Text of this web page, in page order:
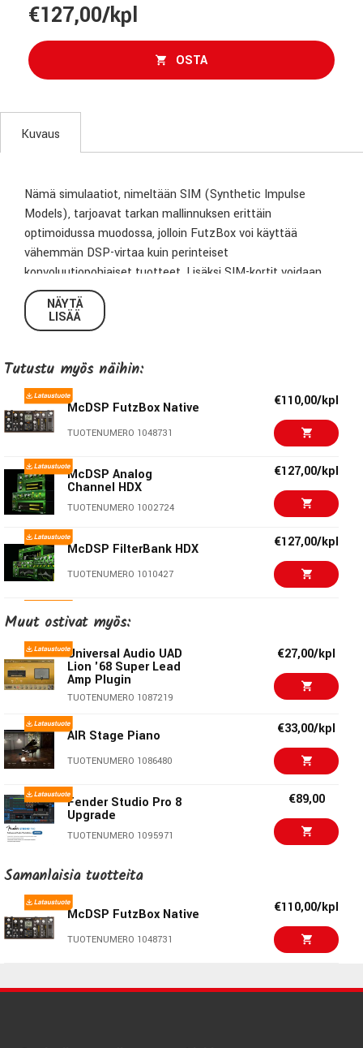
€127,00/kpl
OSTA
Kuvaus
Nämä simulaatiot, nimeltään SIM (Synthetic Impulse
Models), tarjoavat tarkan mallinnuksen erittäin
optimoidussa muodossa, jolloin FutzBox voi käyttää
vähemmän DSP-virtaa kuin perinteiset
konvoluutiopohjaiset tuotteet. Lisäksi SIM-kortit voidaan
skaalata reaaliajassa ja vaihtaa lennossa. SIM-äänikirjaston
lisäksi FutzBox sisältää myös filtteröinnin ja EQ:n, särön,
kohinanmuodostuksen ja gatet vaadittavan äänen
sekoittaa reaaliajassa kohtauksen muutosten tai muiden
automaatiovaatimusten huomioon ottamiseksi.
Ominaisuuksia
Synteettisten impulssimallien kirjasto (SIMs)
Konfiguroitavat futz-efektit, mukaan lukien suodatus, EQ
ja särö
Joustava noise-generaattori
Erittäin herkkä gate signaalin katkeamisvaikutuksiin
Double precision -prosessointi
Erittäin matala latenssi
Mono- ja stereoversiot
HD v6: AAX DSP/Native, AU, VST
NÄYTÄ
LISÄÄ
Tutustu myös näihin:
McDSP FutzBox Native
TUOTENUMERO 1048731
€110,00/kpl
McDSP Analog
Channel HDX
TUOTENUMERO 1002724
€127,00/kpl
McDSP FilterBank HDX
TUOTENUMERO 1010427
€127,00/kpl
McDSP ML4000 HDX
TUOTENUMERO 1010142
McDSP Classic Pack
HDX
TUOTENUMERO 1009308
€297,00/kpl
McDSP 6020 Ultimate
EQ HDX
TUOTENUMERO 1039490
€127,00/kpl
McDSP SPC2000 HDX €127,00/kpl
McDSP
CompressorBank HDX
Muut ostivat myös:
Universal Audio UAD
Lion '68 Super Lead
Amp Plugin
TUOTENUMERO 1087219
€27,00/kpl
AIR Stage Piano
TUOTENUMERO 1086480
€33,00/kpl
Fender Studio Pro 8
Upgrade
TUOTENUMERO 1095971
€89,00
Pace iLok 3 USB-A
TUOTENUMERO 1051464
TUOTENUMERO 1091836
€123,00/kpl
€86,00/kpl
Samanlaisia ​​tuotteita
McDSP FutzBox Native
TUOTENUMERO 1048731
€110,00/kpl